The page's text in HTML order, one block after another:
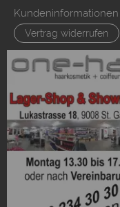
Kundeninformationen
Vertrag widerrufen